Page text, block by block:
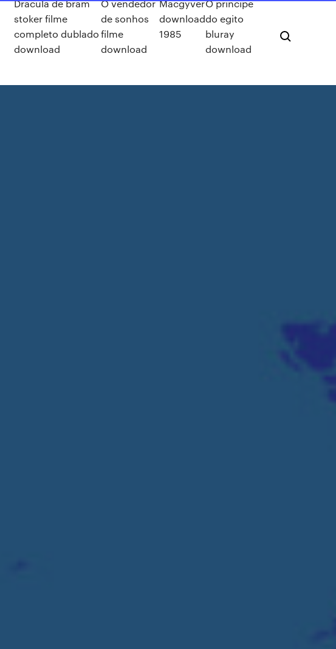
Dracula de bram
stoker filme
completo dublado
download
O vendedor
de sonhos
filme
download
Macgyver
download
1985
O principe
do egito
bluray
download